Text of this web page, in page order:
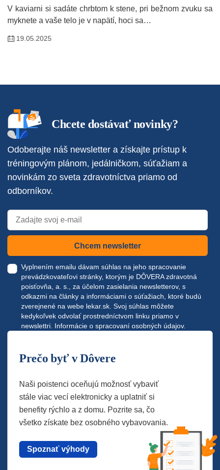
V kaviarni si sadáte chrbtom k stene, pri bežnom zvuku sa
myknete a vaše telo je v napätí, hoci sa…
19.05.2025
Chcete dostávať novinky?
Odoberajte náš newsletter a získajte prístup k
tréningovým plánom, jedálničkom, súťažiam a
novinkám zo sveta zdravotníctva priamo od
odborníkov.
Chcem newsletter
Vyplnením emailu dávam súhlas na jeho spracovanie
prevádzkovateľovi stránky, ktorým je DÔVERA zdravotná
poisťovňa, a. s., za účelom zasielania newsletterov, s
odkazmi na články a informáciami o súťažiach, ktoré budú
zverejnené na webe lekar.sk . Svoj súhlas môžete
kedykoľvek odvolať prostredníctvom linku priamo v
newslettri. Informácie o spracovaní osobných údajov.
Prečo byť v Dôvere
Naši poistenci oceňujú možnosť vybaviť
stále viac vecí elektronicky a uplatniť si
benefity rýchlo a z domu. Pozrite sa, čo
všetko získate bez osobného vybavovania.
Spoznať výhody